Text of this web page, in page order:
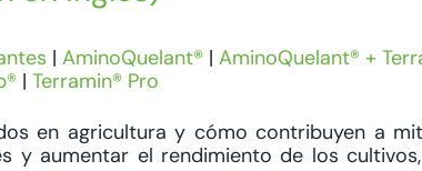
| AminoQuelant® | AminoQuelant® +
| Terramin® Pro
en agricultura y cómo contribuyen a
y aumentar el rendimiento de los